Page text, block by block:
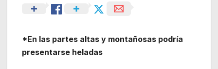
*En las partes altas y montañosas podría
presentarse heladas